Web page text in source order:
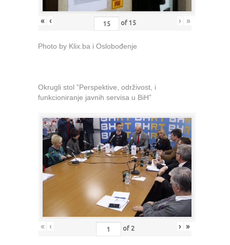
« ‹ of 15 › »
Photo by Klix.ba i Oslobođenje
Okrugli stol ”Perspektive, održivost, i
funkcioniranje javnih servisa u BiH”
« ‹ of 2 › »